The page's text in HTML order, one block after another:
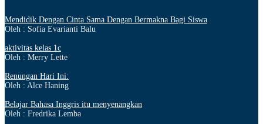
Mendidik Dengan Cinta Sama Dengan Bermakna Bagi Siswa
Oleh : Sofia Evarianti Balu
aktivitas kelas 1c
Oleh : Merry Lette
Renungan Hari Ini:
Oleh : Alce Haning
Belajar Bahasa Inggris itu menyenangkan
Oleh : Fredrika Lemba